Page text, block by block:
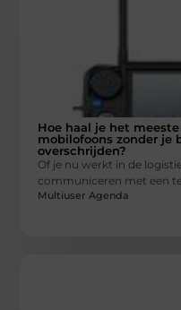
Hoe haal je het
mobilofoons zonder je
overschrijden?
Of je nu werkt in de
communiceren met een
Multiuser Agenda